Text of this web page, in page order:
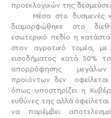
προεκλογικών της
Μέσα στο δυσμενές
διαμορφώθηκε στο
εσωτερικό πεδίο η
στον αγροτικό τομέα,
εισοδήματος κατά 50%
απορρόφησης
προϊόντων δεν οφείλεται
όπως υποστηρίζει η
ευθύνες της αλλά
να παρέμβει